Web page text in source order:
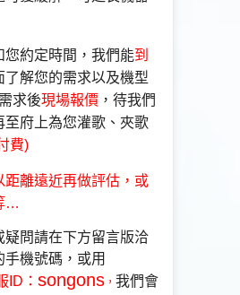
您約定時間，我們能到
了解您的需求以及機型
求後現場報價 ，待我們
至府上為您灌歌、夾歌
費)
距離遠近再做評估，或
…
疑問請在下方留言版洽
機號碼， 或用
ID ： songons ， 我們會